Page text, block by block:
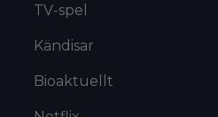
TV-spel
Kändisar
Bioaktuellt